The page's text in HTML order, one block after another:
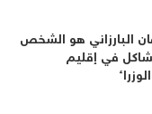
البارزاني هو الشخص
في إقليم